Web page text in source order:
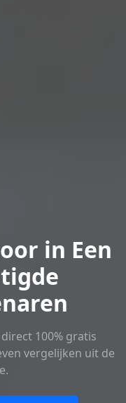
in Een
100% gratis
vergelijken uit de